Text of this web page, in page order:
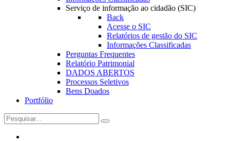
Serviço de informação ao cidadão (SIC)
Back
Acesse o SIC
Relatórios de gestão do SIC
Informações Classificadas
Perguntas Frequentes
Relatório Patrimonial
DADOS ABERTOS
Processos Seletivos
Bens Doados
Portfólio